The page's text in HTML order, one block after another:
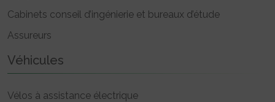
Cabinets conseil d’ingénierie et bureaux d’étude
Assureurs
Véhicules
Vélos à assistance électrique